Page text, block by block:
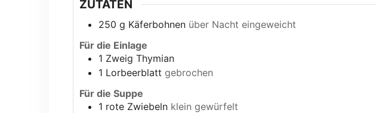
ZUTATEN
250 g Käferbohnen über Nacht eingeweicht
Für die Einlage
1 Zweig Thymian
1 Lorbeerblatt gebrochen
Für die Suppe
1 rote Zwiebeln klein gewürfelt